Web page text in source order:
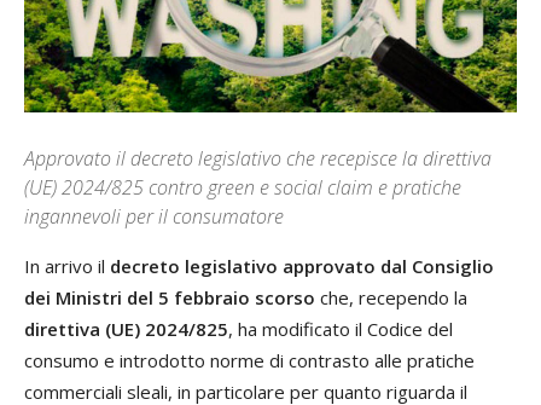
Approvato il decreto legislativo che recepisce la direttiva
(UE) 2024/825 contro green e social claim e pratiche
ingannevoli per il consumatore
In arrivo il decreto legislativo approvato dal Consiglio
dei Ministri del 5 febbraio scorso che, recependo la
direttiva (UE) 2024/825, ha modificato il Codice del
consumo e introdotto norme di contrasto alle pratiche
commerciali sleali, in particolare per quanto riguarda il